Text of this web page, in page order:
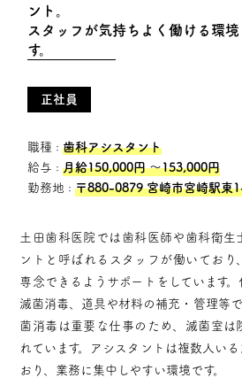
ント。
スタッフが気持ちよく働ける環境
す。
正社員
職種 :歯科アシスタント
給与 :月給150,000円 〜153,000円
勤務地 :〒880-0879 宮崎市宮崎駅東
土田歯科医院では歯科医師や歯科衛生
ントと呼ばれるスタッフが働いており
専念できるようサポートをしています
滅菌消毒、道具や材料の補充・管理等
菌消毒は重要な仕事のため、滅菌室は
れています。アシスタントは複数人い
おり、業務に集中しやすい環境です。